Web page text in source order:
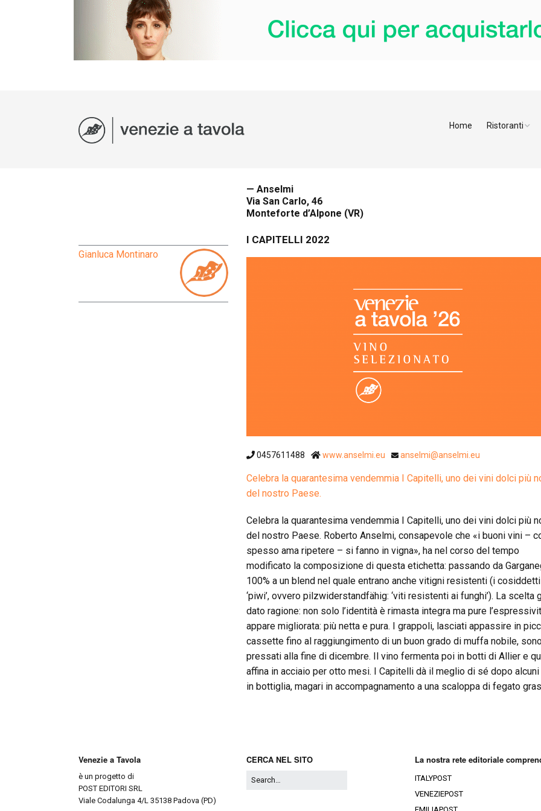
Home Ristoranti
Gianluca Montinaro
— Anselmi
Via San Carlo, 46
Monteforte d’Alpone (VR)
I CAPITELLI 2022
0457611488 www.anselmi.eu anselmi@anselmi.eu
Celebra la quarantesima vendemmia I Capitelli, uno dei vini dolci più
del nostro Paese.
Celebra la quarantesima vendemmia I Capitelli, uno dei vini dolci più
del nostro Paese. Roberto Anselmi, consapevole che «i buoni vini –
spesso ama ripetere – si fanno in vigna», ha nel corso del tempo
modificato la composizione di questa etichetta: passando da
100% a un blend nel quale entrano anche vitigni resistenti (i cosiddetti
‘piwi’, ovvero pilzwiderstandfähig: ‘viti resistenti ai funghi’). La scelta
dato ragione: non solo l’identità è rimasta integra ma pure
appare migliorata: più netta e pura. I grappoli, lasciati appassire in
cassette fino al raggiungimento di un buon grado di muffa nobile,
pressati alla fine di dicembre. Il vino fermenta poi in botti di Allier e
affina in acciaio per otto mesi. I Capitelli dà il meglio di sé dopo alcuni
in bottiglia, magari in accompagnamento a una scaloppa di fegato
Venezie a Tavola
è un progetto di
POST EDITORI SRL
Viale Codalunga 4/L 35138 Padova (PD)
CERCA NEL SITO La nostra rete editoriale
ITALYPOST
VENEZIEPOST